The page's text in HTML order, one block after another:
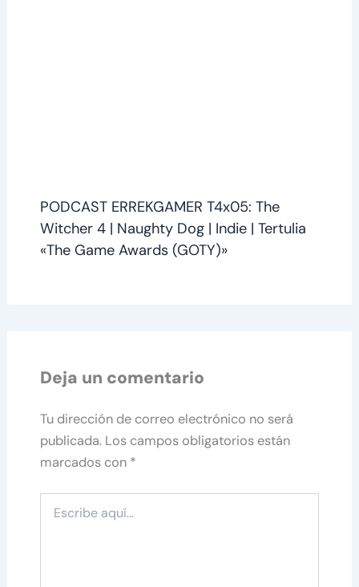
PODCAST ERREKGAMER T4x05: The
Witcher 4 | Naughty Dog | Indie | Tertulia
«The Game Awards (GOTY)»
Deja un comentario
Tu dirección de correo electrónico no será
publicada. Los campos obligatorios están
marcados con *
aquí...